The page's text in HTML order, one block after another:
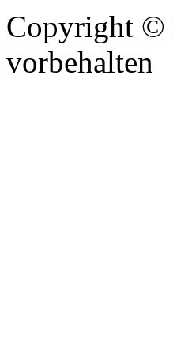
Copyright ©
vorbehalten